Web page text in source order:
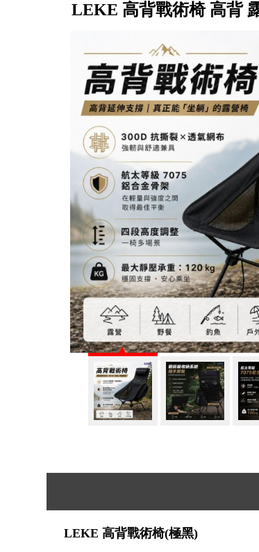
LEKE 高背戰術椅 高背
LEKE 高背戰術椅(極黑)